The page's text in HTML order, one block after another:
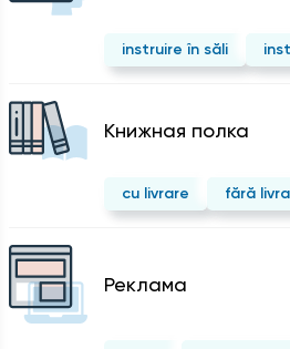
instruire în săli
Kнижная полка
cu livrare fără
Реклама